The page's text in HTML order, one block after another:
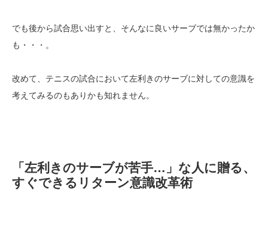
でも後から試合思い出すと、そんなに良いサーブでは無かったか
も・・・。
改めて、テニスの試合において左利きのサーブに対しての意識を
考えてみるのもありかも知れません。
「左利きのサーブが苦手…」な人に贈る、
すぐできるリターン意識改革術